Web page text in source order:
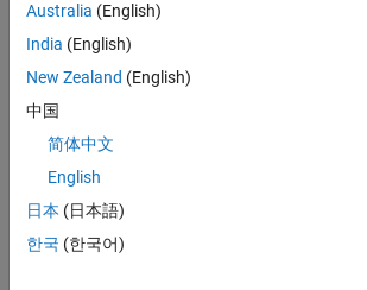
I
am
ng
the
foll
ng
Australia (English)
India (English)
New Zealand (English)
中国
简体中文
English
日本 (日本語)
한국 (한국어)